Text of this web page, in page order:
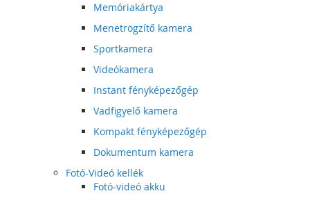
Memóriakártya
Menetrögzítő kamera
Sportkamera
Videókamera
Instant fényképezőgép
Vadfigyelő kamera
Kompakt fényképezőgép
Dokumentum kamera
Fotó-Videó kellék
Fotó-videó akku